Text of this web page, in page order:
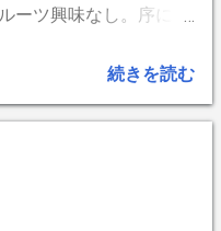
のです。初めの半年・
なく、普段通りに好き
らないようにするのは
食べて、楽な運動を
ーツ興味なし。序に野
ツ丼・親子丼・カレー
ん。勤めが歩いて5
煙 点火物不要の 点け
までの夜勤専門。 当
続きを読む